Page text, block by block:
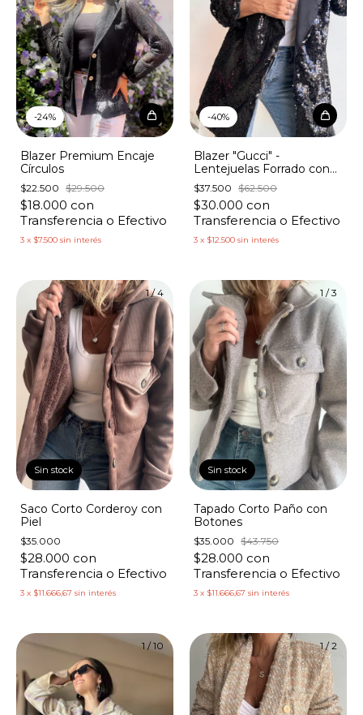
-24%
Blazer Premium Encaje
Círculos
$22.500 $29.500
$18.000 con
Transferencia o Efectivo
3 x $7.500 sin interés
-40%
Blazer "Gucci" -
Lentejuelas Forrado con
Hombreras
$37.500 $62.500
$30.000 con
Transferencia o Efectivo
3 x $12.500 sin interés
1/4
Sin stock
Saco Corto Corderoy con
Piel
$35.000
$28.000 con
Transferencia o Efectivo
3 x $11.666,67 sin interés
1 /3
Sin stock
Tapado Corto Paño con
Botones
$35.000 $43.750
$28.000 con
Transferencia o Efectivo
3 x $11.666,67 sin interés
1/10 1/2